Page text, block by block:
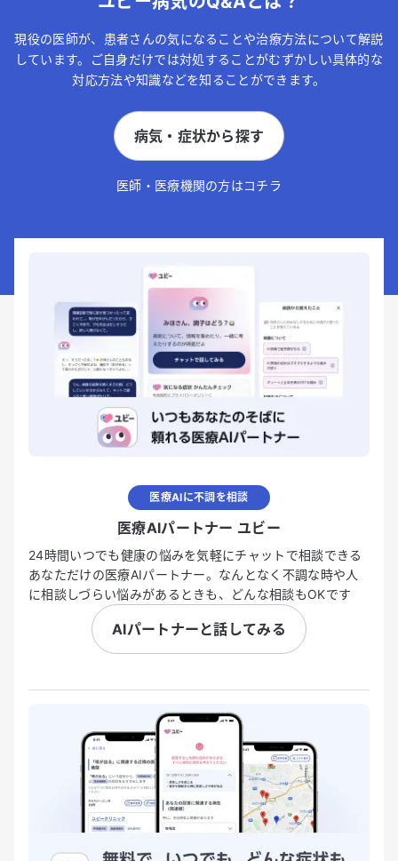
現役の医師が、患者さんの気になることや治療方法について解説
しています。ご自身だけでは対処することがむずかしい具体的な
対応方法や知識などを知ることができます。
病気・症状から探す
医師・医療機関の方はコチラ
医療AIに不調を相談
医療AIパートナー ユビー
24時間いつでも健康の悩みを気軽にチャットで相談できる
あなただけの医療AIパートナー。なんとなく不調な時や人
に相談しづらい悩みがあるときも、どんな相談もOKです
AIパートナーと話してみる